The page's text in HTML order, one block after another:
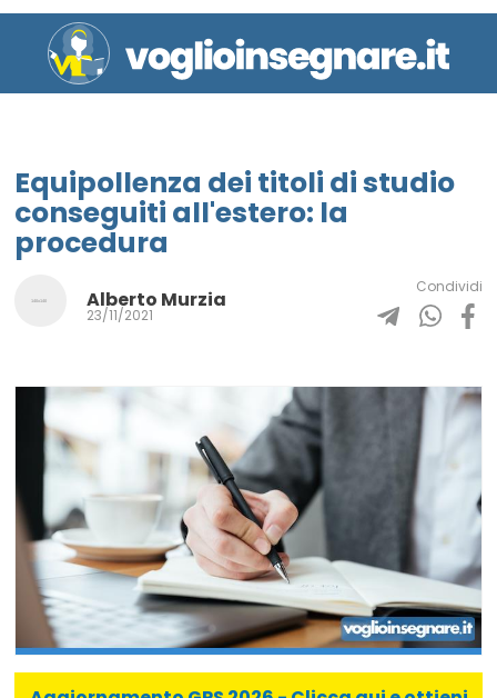
Equipollenza dei titoli di studio
conseguiti all'estero: la
procedura
Alberto Murzia
23/11/2021
Condividi